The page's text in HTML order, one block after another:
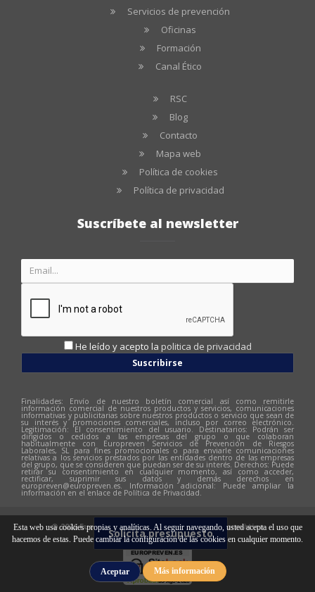
Esta web usa cookies propias y analíticas. Al seguir navegando, usted acepta el uso que
hacemos de estas. Puede cambiar la configuración de las cookies en cualquier momento.
Aceptar Más información
Solicita presupuesto
Servicios de prevención
Oficinas
Formación
Canal Ético
RSC
Blog
Contacto
Mapa web
Política de cookies
Política de privacidad
Suscríbete al newsletter
He leído y acepto la politica de privacidad
Suscribirse
Finalidades: Envío de nuestro boletín comercial así como remitirle
información comercial de nuestros productos y servicios, comunicaciones
informativas y publicitarias sobre nuestros productos o servicio que sean de
su interés y promociones comerciales, incluso por correo electrónico.
Legitimación: El consentimiento del usuario. Destinatarios: Podrán ser
dirigidos o cedidos a las empresas del grupo o que colaboran
habitualmente con Europreven Servicios de Prevención de Riesgos
Laborales, SL para fines promocionales o para enviarle comunicaciones
relativas a los servicios prestados por las entidades dentro de las empresas
del grupo, que se consideren que puedan ser de su interés. Derechos: Puede
retirar su consentimiento en cualquier momento, así como acceder,
rectificar, suprimir sus datos y demás derechos en
europreven@europreven.es. Información adicional: Puede ampliar la
información en el enlace de Política de Privacidad.
© 2026 Europreven | Diseño web: Hitech Informàtica